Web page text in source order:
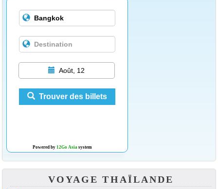
Août, 12
Trouver des billets
Powered by 12Go Asiasystem
VOYAGE THAÏLANDE